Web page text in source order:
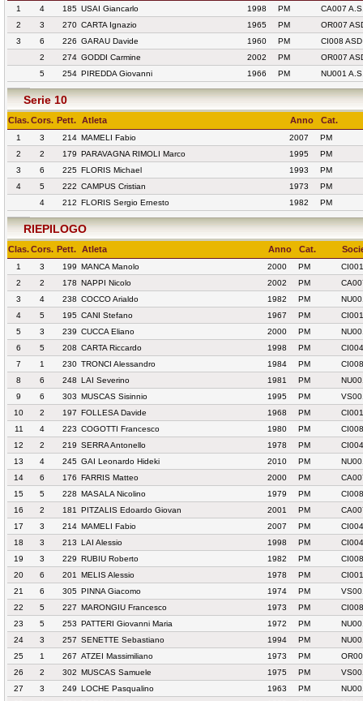
1 4 185 USAI Giancarlo 1998 PM
CA007
2
3 270 CARTA Ignazio 1965 PM
OR007
3
6 226 GARAU Davide 1960 PM
CI008
2
274 GODDI Carmine 2002 PM
OR007
5
254 PIREDDA Giovanni 1966 PM NU001
Serie 10
Clas.Cors. Pett. Atleta Anno Cat.
1 3 214 MAMELI Fabio 2007
PM
2
2 179 PARAVAGNA RIMOLI Marco 1995
PM
3
6 225 FLORIS Michael 1993
PM
4
5 222 CAMPUS Cristian 1973
PM
4
212 FLORIS Sergio Ernesto 1982 PM
RIEPILOGO
Clas.Cors. Pett. Atleta Anno Cat.
1 3 199 MANCA Manolo 2000 PM
2
2 178 NAPPI Nicolo 2002 PM
3
4 238 COCCO Arialdo 1982 PM
4
5 195 CANI Stefano 1967 PM
5
3 239 CUCCA Eliano 2000 PM
6
5 208 CARTA Riccardo 1998 PM
7
1 230 TRONCI Alessandro 1984 PM
8
6 248 LAI Severino 1981 PM
9
6 303 MUSCAS Sisinnio 1995 PM
10
2 197 FOLLESA Davide 1968 PM
11
4 223 COGOTTI Francesco 1980 PM
12
2 219 SERRA Antonello 1978 PM
13
4 245 GAI Leonardo Hideki 2010 PM
14
6 176 FARRIS Matteo 2000 PM
15
5 228 MASALA Nicolino 1979 PM
16
2 181 PITZALIS Edoardo Giovan 2001 PM
17
3 214 MAMELI Fabio 2007 PM
18
3 213 LAI Alessio 1998 PM
19
3 229 RUBIU Roberto 1982 PM
20
6 201 MELIS Alessio 1978 PM
21
6 305 PINNA Giacomo 1974 PM
22
5 227 MARONGIU Francesco 1973 PM
23
5 253 PATTERI Giovanni Maria 1972 PM
24
3 257 SENETTE Sebastiano 1994 PM
25
1 267 ATZEI Massimiliano 1973 PM
26
2 302 MUSCAS Samuele 1975 PM
27
3 249 LOCHE Pasqualino 1963 PM